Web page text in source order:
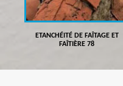
ETANCHÉITÉ DE FAÎTAGE ET
FAÎTIÈRE 78